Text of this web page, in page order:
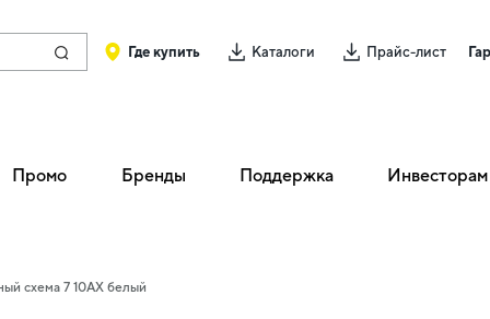
Где купить Каталоги Прайс-лист
Промо Бренды Поддержка Инвесторам
схема 7 10АХ белый